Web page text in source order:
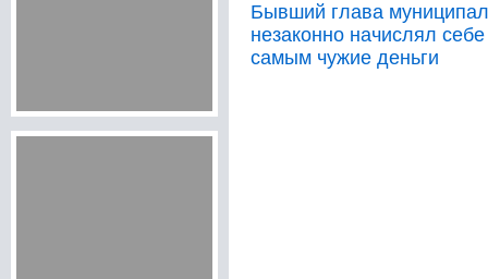
Бывший глава
незаконно начислял
самым чужие деньги